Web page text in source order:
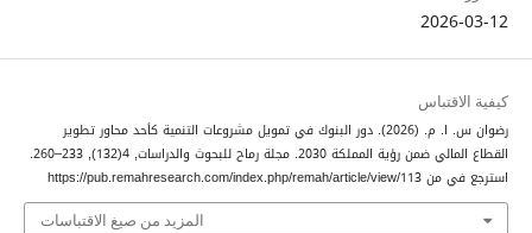
2026-03-12
كيفية الاقتباس
رضوان س. ا. م. (2026). دور البنوك في تمويل مشروعات التنمية كأحد محاور تطوير
القطاع المالي ضمن رؤية المملكة 2030.
مجلة رماح للبحوث والدراسات,
4
(132), 233–260.
استرجع في من https://pub.remahresearch.com/index.php/remah/article/view/113
المزيد من صيغ الاقتباسات